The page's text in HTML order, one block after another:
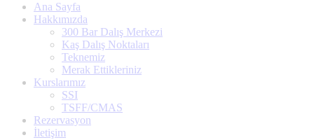
Ana Sayfa
Hakkımızda
300 Bar Dalış Merkezi
Kaş Dalış Noktaları
Teknemiz
Merak Ettikleriniz
Kurslarımız
SSI
TSFF/CMAS
Rezervasyon
İletişim